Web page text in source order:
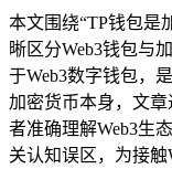
本文围绕“TP钱包是
晰区分Web3钱包与
于Web3数字钱包，
加密货币本身，文
者准确理解Web3生
关认知误区，为接触